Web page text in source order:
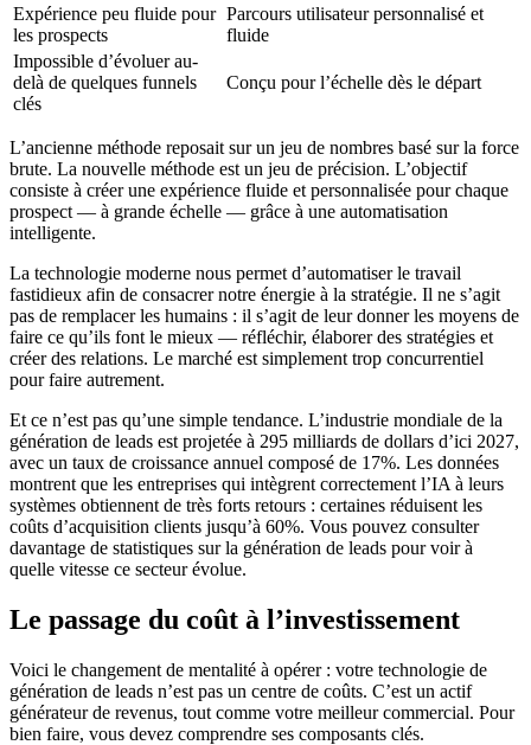
Expérience peu fluide pour
les prospects
Parcours utilisateur personnalisé et
fluide
Impossible d’évoluer au-
delà de quelques funnels
clés
Conçu pour l’échelle dès le départ
L’ancienne méthode reposait sur un jeu de nombres basé sur la force
brute. La nouvelle méthode est un jeu de précision. L’objectif
consiste à créer une expérience fluide et personnalisée pour chaque
prospect — à grande échelle — grâce à une automatisation
intelligente.
La technologie moderne nous permet d’automatiser le travail
fastidieux afin de consacrer notre énergie à la stratégie. Il ne s’agit
pas de remplacer les humains : il s’agit de leur donner les moyens de
faire ce qu’ils font le mieux — réfléchir, élaborer des stratégies et
créer des relations. Le marché est simplement trop concurrentiel
pour faire autrement.
Et ce n’est pas qu’une simple tendance. L’industrie mondiale de la
génération de leads est projetée à 295 milliards de dollars d’ici 2027,
avec un taux de croissance annuel composé de 17%. Les données
montrent que les entreprises qui intègrent correctement l’IA à leurs
systèmes obtiennent de très forts retours : certaines réduisent les
coûts d’acquisition clients jusqu’à 60%. Vous pouvez consulter
davantage de statistiques sur la génération de leads pour voir à
quelle vitesse ce secteur évolue.
Le passage du coût à l’investissement
Voici le changement de mentalité à opérer : votre technologie de
génération de leads n’est pas un centre de coûts. C’est un actif
générateur de revenus, tout comme votre meilleur commercial. Pour
bien faire, vous devez comprendre ses composants clés.